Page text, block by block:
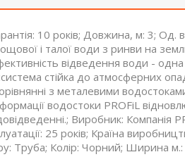
10 років; Довжина, м: 3;
і талої води з ринви на
відведення води -
стійка до атмосферних
з металевими
водостоки PROFiL
Виробник: Компанія
25 років; Країна
Труба; Колір: Чорний; Ширина м.: